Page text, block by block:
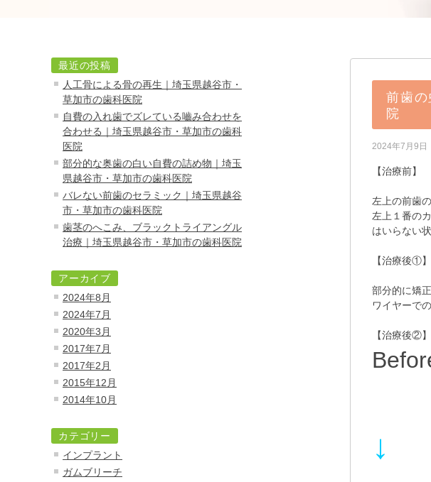
最近の投稿
人工骨による骨の再生｜埼玉県越谷市・
草加市の歯科医院
自費の入れ歯でズレている嚙み合わせを
合わせる｜埼玉県越谷市・草加市の歯科
医院
部分的な奥歯の白い自費の詰め物｜埼玉
県越谷市・草加市の歯科医院
バレない前歯のセラミック｜埼玉県越谷
市・草加市の歯科医院
歯茎のへこみ、ブラックトライアングル
治療｜埼玉県越谷市・草加市の歯科医院
アーカイブ
2024年8月
2024年7月
2020年3月
2017年7月
2017年2月
2015年12月
2014年10月
カテゴリー
インプラント
ガムブリーチ
前歯
院
2024年7月9日
【治療前】
左上の前歯
左上１番の
はいらない
【治療後①】
部分的に矯
ワイヤーで
【治療後②】
↓